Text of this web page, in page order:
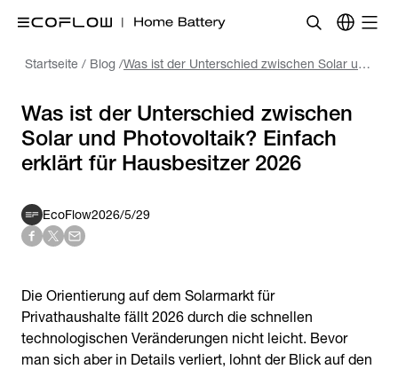
Startseite / Blog / Was ist der Unterschied zwischen Solar und Photovoltaik? Einfach erklärt für Hausbesitzer 2026
Was ist der Unterschied zwischen
Solar und Photovoltaik? Einfach
EcoFlow2026/5/29
Die Orientierung auf dem Solarmarkt für
Privathaushalte fällt 2026 durch die schnellen
technologischen Veränderungen nicht leicht. Bevor
man sich aber in Details verliert, lohnt der Blick auf den